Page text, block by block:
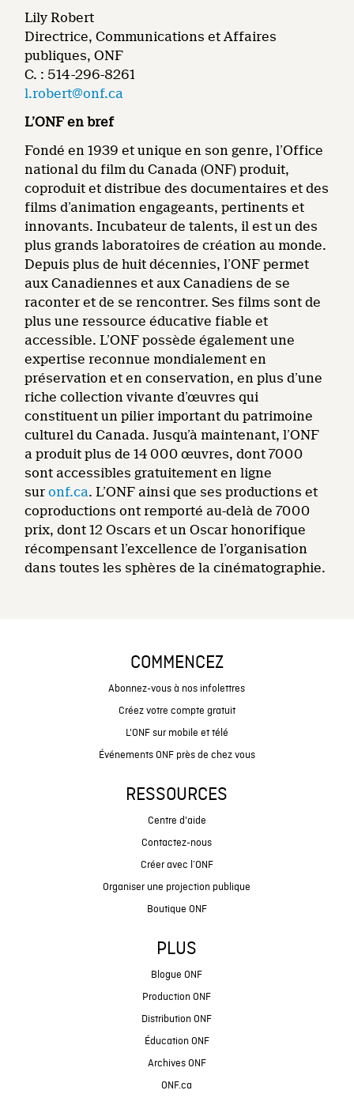
Lily Robert
Directrice, Communications et Affaires
publiques, ONF
C. : 514-296-8261
l.robert@onf.ca
L’ONF en bref
Fondé en 1939 et unique en son genre, l’Office
national du film du Canada (ONF) produit,
coproduit et distribue des documentaires et des
films d’animation engageants, pertinents et
innovants. Incubateur de talents, il est un des
plus grands laboratoires de création au monde.
Depuis plus de huit décennies, l’ONF permet
aux Canadiennes et aux Canadiens de se
raconter et de se rencontrer. Ses films sont de
plus une ressource éducative fiable et
accessible. L’ONF possède également une
expertise reconnue mondialement en
préservation et en conservation, en plus d’une
riche collection vivante d’œuvres qui
constituent un pilier important du patrimoine
culturel du Canada. Jusqu’à maintenant, l’ONF
a produit plus de 14 000 œuvres, dont 7000
sont accessibles gratuitement en ligne
suronf.ca. L’ONF ainsi que ses productions et
coproductions ont remporté au-delà de 7000
prix, dont 12 Oscars et un Oscar honorifique
récompensant l’excellence de l’organisation
dans toutes les sphères de la cinématographie.
COMMENCEZ
Abonnez-vous à nos infolettres
Créez votre compte gratuit
L'ONF sur mobile et télé
Événements ONF près de chez vous
RESSOURCES
Centre d'aide
Contactez-nous
Créer avec l’ONF
Organiser une projection publique
Boutique ONF
PLUS
Blogue ONF
Production ONF
Distribution ONF
Éducation ONF
Archives ONF
ONF.ca